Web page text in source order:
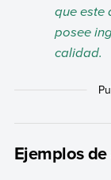
que este
posee
calidad.
Ejemplos